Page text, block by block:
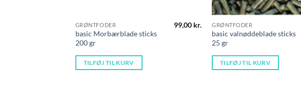
GRØNTFODER
basic Morbærblade sticks
200 gr
99,00 kr.
TILFØJ TIL KURV
GRØNTFODER
basic valnøddeblade sticks
25 gr
TILFØJ TIL KURV